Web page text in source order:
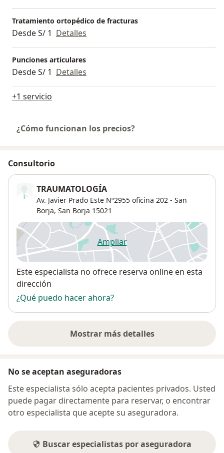
Tratamiento ortopédico de fracturas
Desde S/ 1 Detalles
Punciones articulares
Desde S/ 1 Detalles
+1 servicio
¿Cómo funcionan los precios?
Consultorio
TRAUMATOLOGÍA
Av. Javier Prado Este Nº2955 oficina 202 - San
Borja, San Borja 15021
Ampliarse abre en una nueva
Disponibilidad
Este especialista no ofrece reserva online en esta
dirección
¿Qué puedo hacer ahora?
Mostrar más detalles
sobre la dirección
No se aceptan aseguradoras
Este especialista sólo acepta pacientes privados. Usted
puede pagar directamente para reservar, o encontrar
otro especialista que acepte su aseguradora.
Buscar especialistas por aseguradora